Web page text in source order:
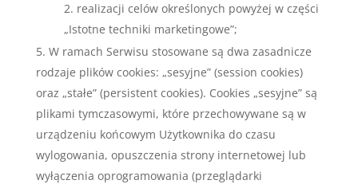
realizacji celów określonych powyżej w części
„Istotne techniki marketingowe”;
W ramach Serwisu stosowane są dwa zasadnicze
rodzaje plików cookies: „sesyjne” (session cookies)
oraz „stałe” (persistent cookies). Cookies „sesyjne” są
plikami tymczasowymi, które przechowywane są w
urządzeniu końcowym Użytkownika do czasu
wylogowania, opuszczenia strony internetowej lub
wyłączenia oprogramowania (przeglądarki